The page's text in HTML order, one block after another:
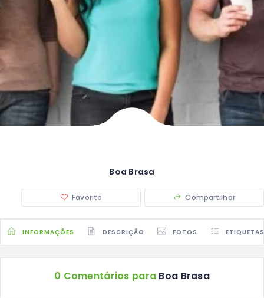
Boa Brasa
Favorito Compartilhar
INFORMAÇÕES DESCRIÇÃO FOTOS ETIQUETAS
0 Comentários para Boa Brasa